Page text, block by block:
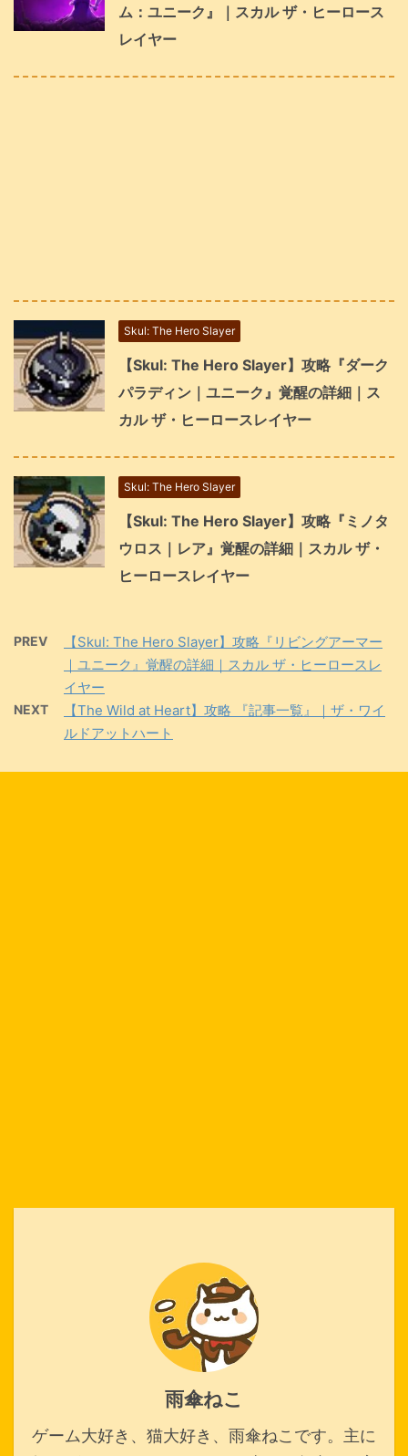
ム：ユニーク』｜スカル ザ・ヒーロース
レイヤー
Skul: The Hero Slayer
【Skul: The Hero Slayer】攻略『ダーク
パラディン｜ユニーク』覚醒の詳細｜ス
カル ザ・ヒーロースレイヤー
Skul: The Hero Slayer
【Skul: The Hero Slayer】攻略『ミノタ
ウロス｜レア』覚醒の詳細｜スカル ザ・
ヒーロースレイヤー
PREV
【Skul: The Hero Slayer】攻略『リビングアーマー
｜ユニーク』覚醒の詳細｜スカル ザ・ヒーロースレ
イヤー
NEXT
【The Wild at Heart】攻略 『記事一覧』｜ザ・ワイ
ルドアットハート
雨傘ねこ
ゲーム大好き、猫大好き、雨傘ねこです。主に